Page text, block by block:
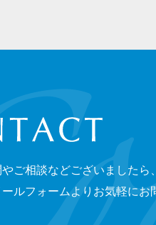
ご相談などございましたら
ルフォームよりお気軽にお